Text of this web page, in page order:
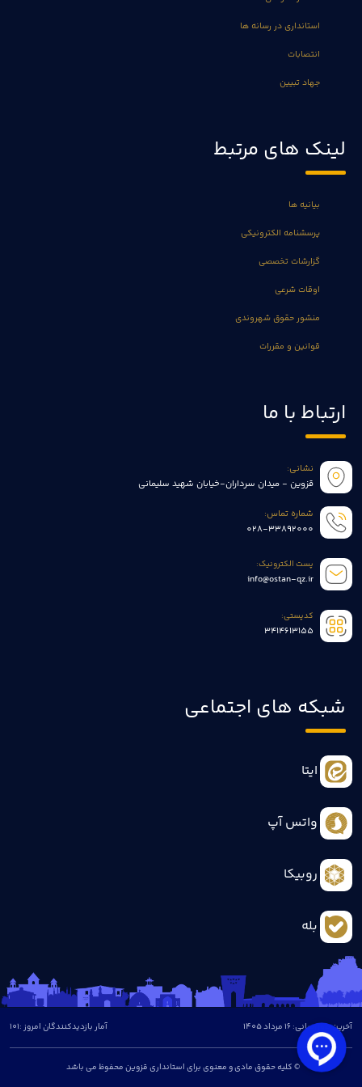
استانداری در رسانه ها
انتصابات
جهاد تبیین
لینک های مرتبط
بیانیه ها
پرسشنامه الکترونیکی
گزارشات تخصصی
اوقات شرعی
منشور حقوق شهروندی
قوانین و مقررات
ارتباط با ما
نشانی:
قزوین - میدان سرداران-خیابان شهید سلیمانی
شماره تماس:
028-33892000
پست الکترونیک:
info@ostan-qz.ir
کدپستی:
3414613155
شبکه های اجتماعی
ایتا
واتس آپ
روبیکا
بله
آخرین بروزرسانی: 16 مرداد 1405
© کلیه حقوق مادی و معنوی برای استانداری قزوین محفوظ می باشد
آمار بازدیدکنندگان امروز :101